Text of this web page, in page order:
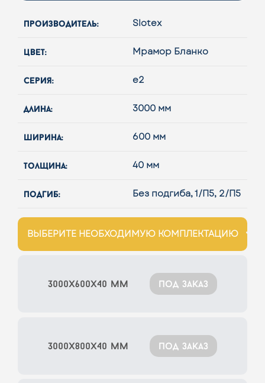
производитель: Slotex
цвет: Мрамор Бланко
серия: e2
длина: 3000 мм
ширина: 600 мм
толщина: 40 мм
подгиб: Без подгиба, 1/П5, 2/П5
ВЫБЕРИТЕ НЕОБХОДИМУЮ КОМПЛЕКТАЦИЮ
3000x600x40 мм под заказ
3000x800x40 мм под заказ